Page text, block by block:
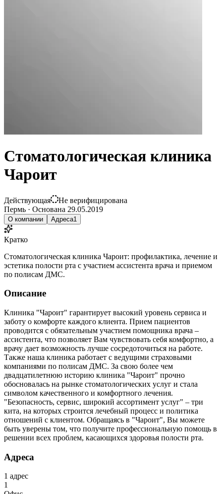
Стоматологическая клиника
Чароит
Действующая
Не верифицирована
Пермь · Основана 29.05.2019
О компании Адреса1
Кратко
Стоматологическая клиника Чароит: профилактика, лечение и
эстетика полости рта с участием ассистента врача и приемом
по полисам ДМС.
Описание
Клиника "Чароит" гарантирует высокий уровень сервиса и
заботу о комфорте каждого клиента. Прием пациентов
проводится с обязательным участием помощника врача –
ассистента, что позволяет Вам чувствовать себя комфортно, а
врачу дает возможность лучше сосредоточиться на работе.
Также наша клиника работает с ведущими страховыми
компаниями по полисам ДМС. За свою более чем
двадцатилетнюю историю клиника "Чароит" прочно
обосновалась на рынке стоматологических услуг и стала
символом качественного и комфортного лечения.
"Безопасность, сервис, широкий ассортимент услуг" – три
кита, на которых строится лечебный процесс и политика
отношений с клиентом. Обращаясь в "Чароит", Вы можете
быть уверены том, что получите профессиональную помощь в
решении всех проблем, касающихся здоровья полости рта.
Адреса
1 адрес
1